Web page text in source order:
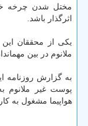
مختل شدن چرخه
اثرگذار باشد.
یكی از محققان
ملانوم در بین
به گزارش روزنامه
پوست غیر ملانوم
هواپیما مشغول به